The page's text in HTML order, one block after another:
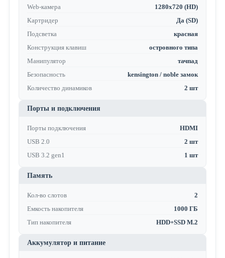
Web-камера
1280x720 (HD)
Картридер
Да (SD)
Подсветка
красная
Конструкция клавиш
островного типа
Манипулятор
тачпад
Безопасность
kensington / noble замок
Количество динамиков
2 шт
Порты и подключения
Порты подключения
HDMI
USB 2.0
2 шт
USB 3.2 gen1
1 шт
Память
Кол-во слотов
2
Емкость накопителя
1000 ГБ
Тип накопителя
HDD+SSD M.2
Аккумулятор и питание